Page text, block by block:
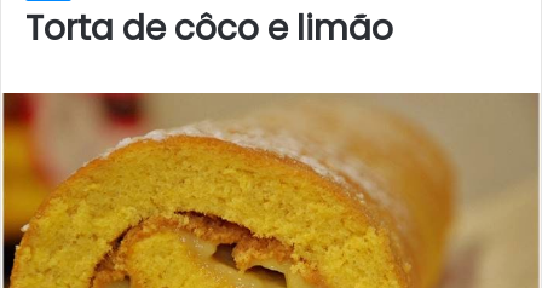
Torta de côco e limão